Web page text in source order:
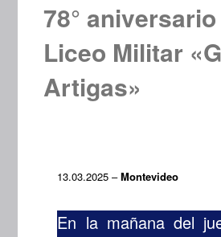
78°
Liceo Militar
Artigas»
13.03.2025 –Montevideo
En la mañana del